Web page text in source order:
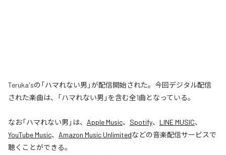
Teruka'sの「ハマれない男」が配信開始された。今回デジタル配信
された楽曲は、「ハマれない男」を含む全1曲となっている。
なお「ハマれない男 」は、 Apple Music、 Spotify、 LINE MUSIC、
YouTube Music、 Amazon Music Unlimitedなどの音楽配信サービスで
聴くことができる。